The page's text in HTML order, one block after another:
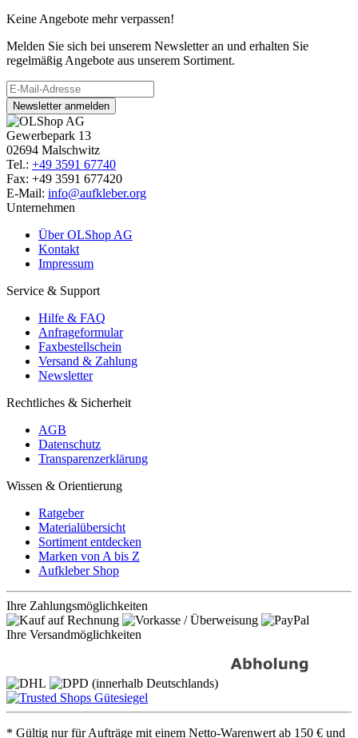
Keine Angebote mehr verpassen!
Melden Sie sich bei unserem Newsletter an und erhalten Sie
regelmäßig Angebote aus unserem Sortiment.
Newsletter anmelden
Gewerbepark 13
02694 Malschwitz
Tel.: +49 3591 67740
Fax: +49 3591 677420
E-Mail: info@aufkleber.org
Unternehmen
Über OLShop AG
Kontakt
Impressum
Service & Support
Hilfe & FAQ
Anfrageformular
Faxbestellschein
Versand & Zahlung
Newsletter
Rechtliches & Sicherheit
AGB
Datenschutz
Transparenzerklärung
Wissen & Orientierung
Ratgeber
Materialübersicht
Sortiment entdecken
Marken von A bis Z
Aufkleber Shop
Ihre Zahlungsmöglichkeiten
Ihre Versandmöglichkeiten
* Gültig nur für Aufträge mit einem Netto-Warenwert ab 150 € und